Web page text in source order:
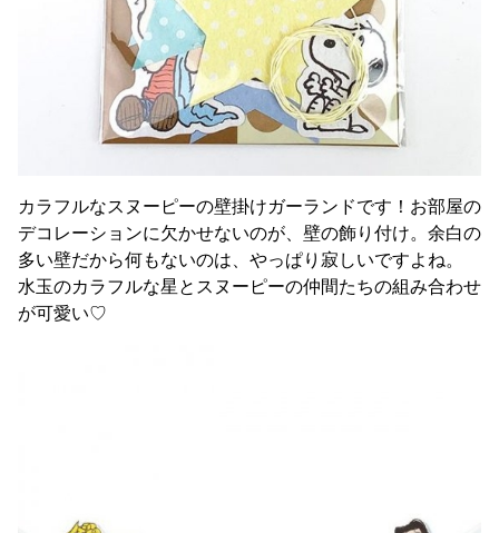
カラフルなスヌーピーの壁掛けガーランドです！お部屋の
デコレーションに欠かせないのが、壁の飾り付け。余白の
多い壁だから何もないのは、やっぱり寂しいですよね。
水玉のカラフルな星とスヌーピーの仲間たちの組み合わせ
が可愛い♡